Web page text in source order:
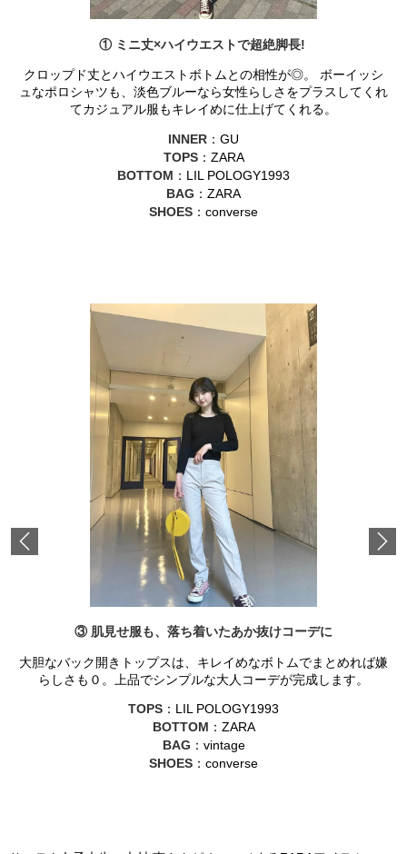
① ミニ丈×ハイウエストで超絶脚長!
クロップド丈とハイウエストボトムとの相性が◎。 ボーイッシ
ュなポロシャツも、淡色ブルーなら女性らしさをプラスしてくれ
てカジュアル服もキレイめに仕上げてくれる。
INNER ：GU
TOPS：ZARA
BOTTOM ：LIL POLOGY1993
BAG ：ZARA
SHOES ：converse
③ 肌見せ服も、落ち着いたあか抜けコーデに
大胆なバック開きトップスは、キレイめなボトムでまとめれば嫌
らしさも０。上品でシンプルな大人コーデが完成します。
TOPS ：LIL POLOGY1993
BOTTOM ：ZARA
BAG ：vintage
SHOES ：converse